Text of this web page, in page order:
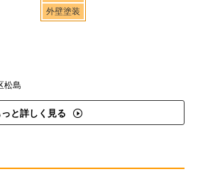
外壁塗装
松島
っと詳しく見る